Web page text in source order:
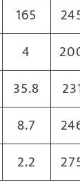
165
4
35.8
8.7
2.2